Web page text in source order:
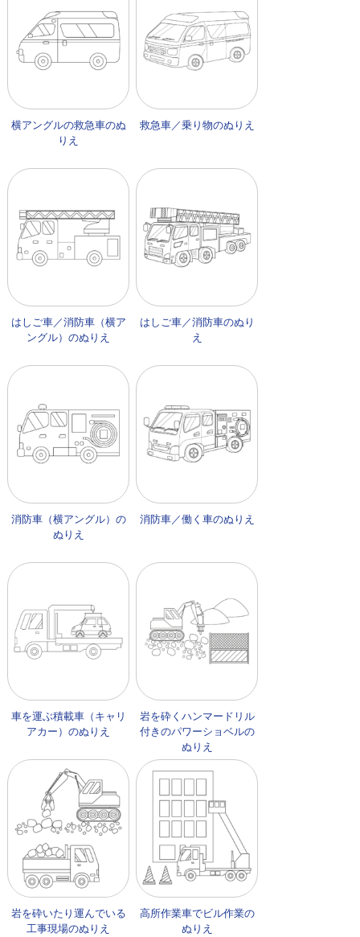
横アングルの救急車のぬ
りえ
救急車／乗り物のぬりえ
はしご車／消防車（横ア
ングル）のぬりえ
はしご車／消防車のぬり
え
消防車（横アングル）の
ぬりえ
消防車／働く車のぬりえ
車を運ぶ積載車（キャリ
アカー）のぬりえ
岩を砕くハンマードリル
付きのパワーショベルの
ぬりえ
岩を砕いたり運んでいる
工事現場のぬりえ
高所作業車でビル作業の
ぬりえ